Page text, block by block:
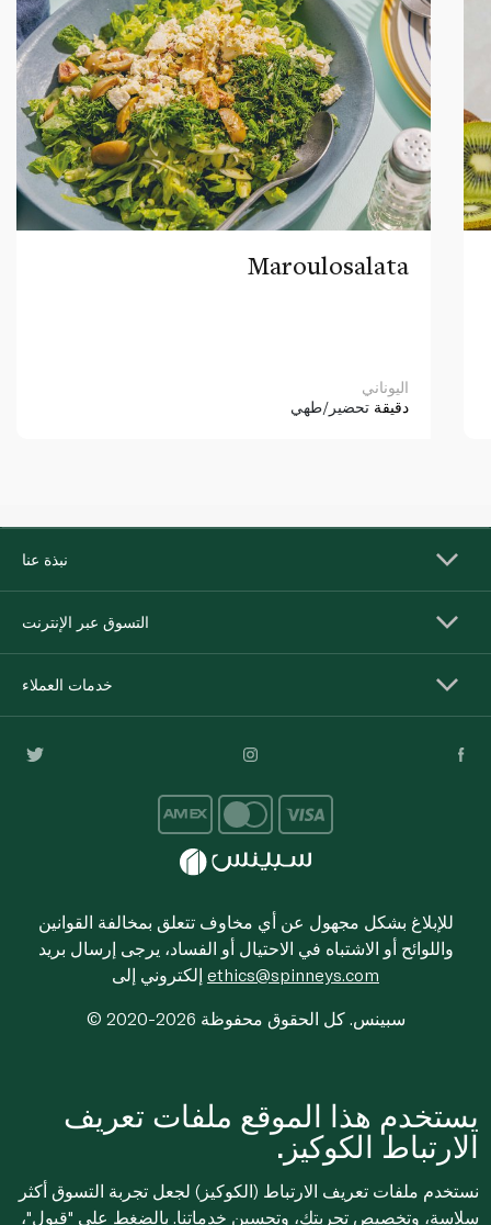
Maroulosalata
اليوناني
دقيقة تحضير/طهي
نبذة عنا
التسوق عبر الإنترنت
خدمات العملاء
للإبلاغ بشكل مجهول عن أي مخاوف تتعلق بمخالفة القوانين
واللوائح أو الاشتباه في الاحتيال أو الفساد، يرجى إرسال بريد
ethics@spinneys.com
© 2020-2026 سبينس. كل الحقوق محفوظة
يستخدم هذا الموقع ملفات تعريف
الارتباط الكوكيز.
نستخدم ملفات تعريف الارتباط (الكوكيز) لجعل تجربة التسوق أكثر
سلاسة، وتخصيص تجربتك، وتحسين خدماتنا. بالضغط على "قبول"،